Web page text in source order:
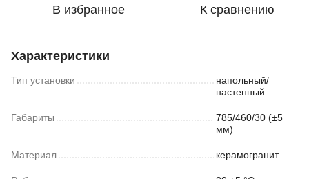
В избранное К сравнению
Характеристики
Тип установки
напольный/
настенный
Габариты
785/460/30 (±5
мм)
Материал керамогранит